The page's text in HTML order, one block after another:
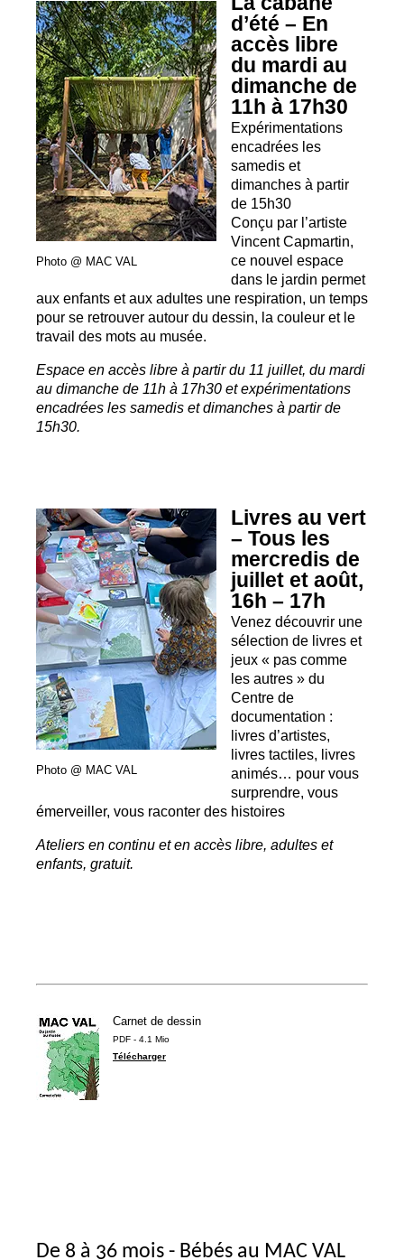
Photo @ MAC VAL
d’été – En
accès libre
du mardi au
dimanche de
11h à 17h30
Expérimentations
encadrées les
samedis et
dimanches à partir
de 15h30
Conçu par l’artiste
Vincent Capmartin,
ce nouvel espace
dans le jardin permet
aux enfants et aux adultes une respiration, un temps
pour se retrouver autour du dessin, la couleur et le
travail des mots au musée.
Espace en accès libre à partir du 11 juillet, du mardi
au dimanche de 11h à 17h30 et expérimentations
encadrées les samedis et dimanches à partir de
15h30.
Photo @ MAC VAL
Livres au vert
– Tous les
mercredis de
juillet et août,
16h – 17h
Venez découvrir une
sélection de livres et
jeux « pas comme
les autres » du
Centre de
documentation :
livres d’artistes,
livres tactiles, livres
animés… pour vous
surprendre, vous
émerveiller, vous raconter des histoires
Ateliers en continu et en accès libre, adultes et
enfants, gratuit.
Carnet de dessin
PDF - 4.1 Mio
Télécharger
De 8 à 36 mois - Bébés au MAC VAL